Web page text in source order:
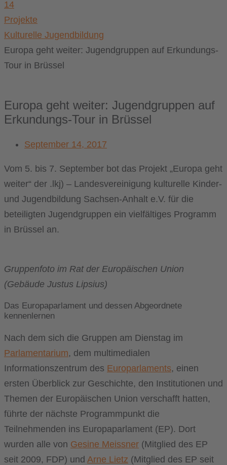
14
Projekte
Kulturelle Jugendbildung
Europa geht weiter: Jugendgruppen auf Erkundungs-
Tour in Brüssel
Europa geht weiter: Jugendgruppen auf
Erkundungs-Tour in Brüssel
September 14, 2017
Vom 5. bis 7. September bot das Projekt „Europa geht
weiter“ der .lkj) – Landesvereinigung kulturelle Kinder-
und Jugendbildung Sachsen-Anhalt e.V. für die
beteiligten Jugendgruppen ein vielfältiges Programm
in Brüssel an.
Gruppenfoto im Rat der Europäischen Union
(Gebäude Justus Lipsius)
Das Europaparlament und dessen Abgeordnete
kennenlernen
Nach dem sich die Gruppen am Dienstag im
Parlamentarium, dem multimedialen
Informationszentrum des Europarlaments, einen
ersten Überblick zur Geschichte, den Institutionen und
Themen der Europäischen Union verschafft hatten,
führte der nächste Programmpunkt die
Teilnehmenden ins Europaparlament (EP). Dort
wurden alle von Gesine Meissner (Mitglied des EP
seit 2009, FDP) und Arne Lietz (Mitglied des EP seit